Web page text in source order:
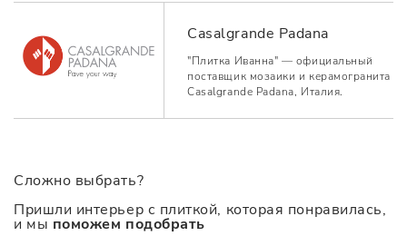
Casalgrande Padana
"Плитка Иванна" — официальный
поставщик мозаики и керамогранита
Casalgrande Padana, Италия.
Сложно выбрать?
Пришли интерьер с плиткой, которая понравилась,
и мы поможем подобрать